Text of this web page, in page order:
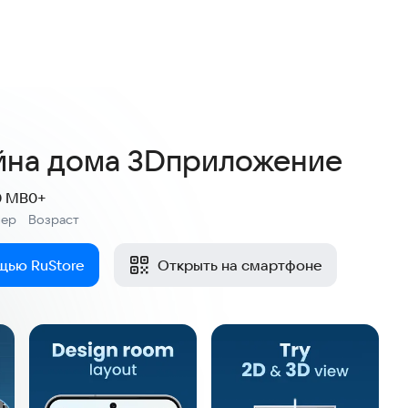
дома 3Dприложение
MB
Возраст
0+
RuStore Открыть на смартфоне